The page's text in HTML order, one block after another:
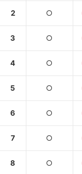
2 ○
3 ○
4 ○
5 ○
6 ○
7 ○
8 ○